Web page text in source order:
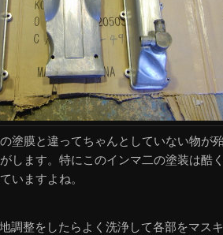
塗膜と違ってちゃんとしていない物が殆
します。特にこのインマ二の塗装は酷
いますよね。
調整をしたらよく洗浄して各部をマスキ